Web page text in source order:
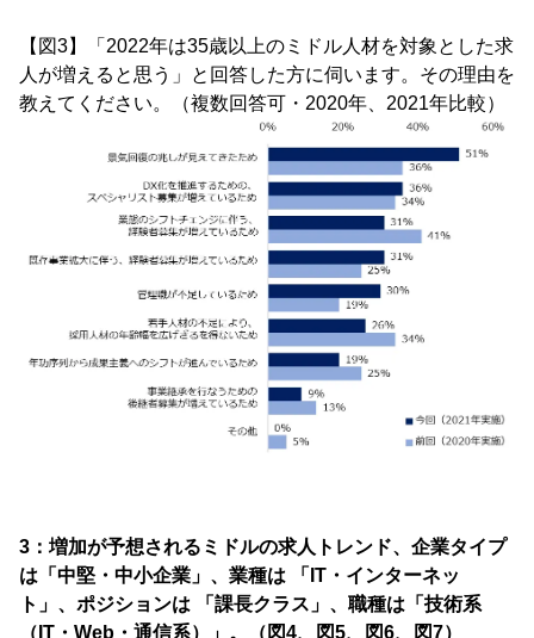
【図3】「2022年は35歳以上のミドル人材を対象とした求
人が増えると思う」と回答した方に伺います。その理由を
教えてください。（複数回答可・2020年、2021年比較）
3：増加が予想されるミドルの求人トレンド、企業タイプ
は「中堅・中小企業」、業種は 「IT・インターネッ
ト」、ポジションは 「課長クラス」、職種は「技術系
（IT・Web・通信系）」。（図4、図5、図6、図7）